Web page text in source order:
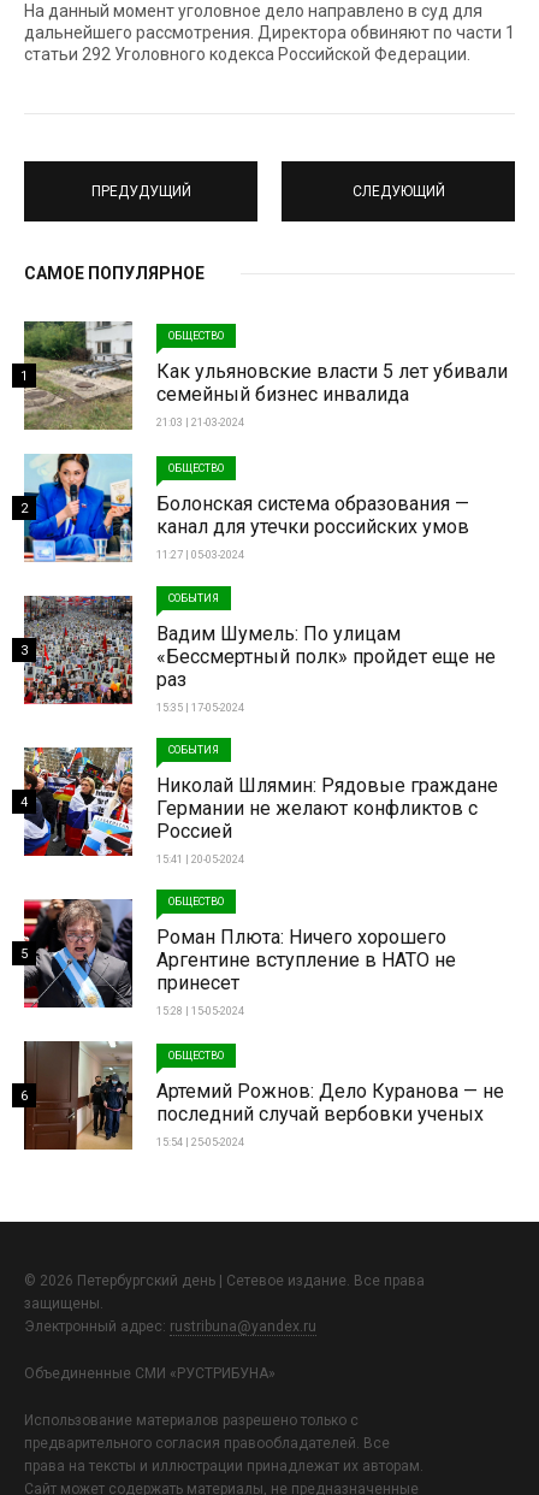
На данный момент уголовное дело направлено в суд для
дальнейшего рассмотрения. Директора обвиняют по части 1
статьи 292 Уголовного кодекса Российской Федерации.
ПРЕДУДУЩИЙ СЛЕДУЮЩИЙ
САМОЕ ПОПУЛЯРНОЕ
ОБЩЕСТВО
Как ульяновские власти 5 лет убивали
семейный бизнес инвалида
21:03 | 21-03-2024
1
ОБЩЕСТВО
Болонская система образования —
канал для утечки российских умов
11:27 | 05-03-2024
2
СОБЫТИЯ
Вадим Шумель: По улицам
«Бессмертный полк» пройдет еще не
раз
15:35 | 17-05-2024
3
СОБЫТИЯ
Николай Шлямин: Рядовые граждане
Германии не желают конфликтов с
Россией
15:41 | 20-05-2024
4
ОБЩЕСТВО
Роман Плюта: Ничего хорошего
Аргентине вступление в НАТО не
принесет
15:28 | 15-05-2024
5
ОБЩЕСТВО
Артемий Рожнов: Дело Куранова — не
последний случай вербовки ученых
15:54 | 25-05-2024
6
© 2026 Петербургский день | Сетевое издание. Все права
защищены.
Электронный адрес: rustribuna@yandex.ru
Объединенные СМИ «РУСТРИБУНА»
Использование материалов разрешено только с
предварительного согласия правообладателей. Все
права на тексты и иллюстрации принадлежат их авторам.
Сайт может содержать материалы, не предназначенные